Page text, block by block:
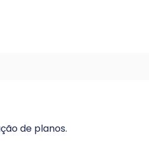
de planos.